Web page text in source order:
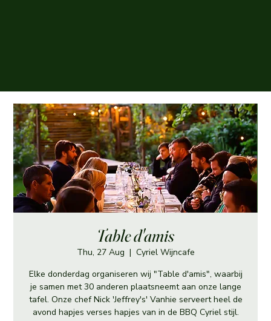
Table d'amis
Thu, 27 Aug
  |
Cyriel Wijncafe
Elke donderdag organiseren wij "Table d'amis", waarbij
je samen met 30 anderen plaatsneemt aan onze lange
tafel. Onze chef Nick 'Jeffrey's' Vanhie serveert heel de
avond hapjes verses hapjes van in de BBQ Cyriel stijl.